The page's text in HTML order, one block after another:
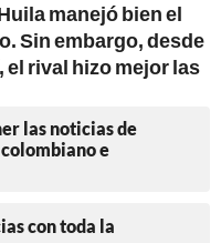
manejó bien el
Sin embargo, desde
el rival hizo mejor las
las noticias de
e
con toda la